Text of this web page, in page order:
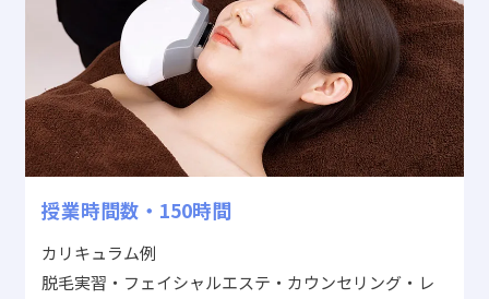
授業時間数・150時間
カリキュラム例
脱毛実習・フェイシャルエステ・カウンセリング・レ